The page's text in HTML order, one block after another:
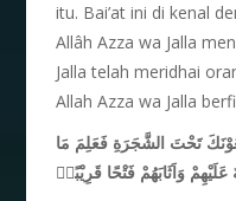
itu. Bai’at ini di kenal
Allâh Azza wa Jalla
Jalla telah meridhai
Allah Azza wa Jalla
تَحْتَ الشَّجَرَةِ فَعَلِمَ مَا
وَاَثَابَهُمْ فَتْحًا قَرِيْبًاۙ